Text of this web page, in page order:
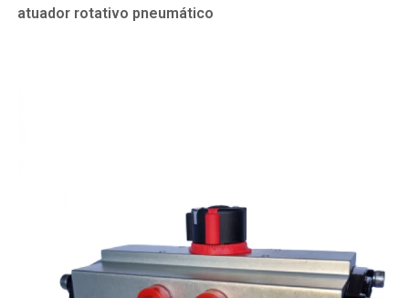
atuador rotativo pneumático